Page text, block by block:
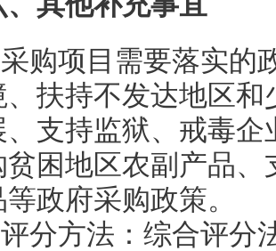
购项目需要落实的
、扶持不发达地区
、支持监狱、戒毒
贫困地区农副产品
等政府采购政策。
分方法：综合评分